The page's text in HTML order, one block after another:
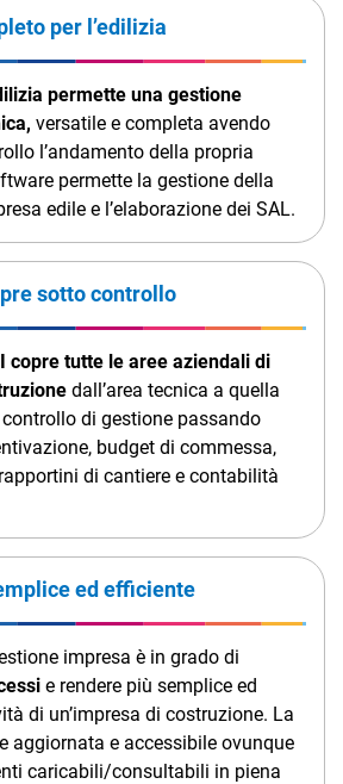
per l’edilizia
permette una gestione
versatile e completa avendo
l’andamento della propria
permette la gestione della
edile e l’elaborazione dei SAL.
sotto controllo
copre tutte le aree aziendali di
dall’area tecnica a quella
di gestione passando
budget di commessa,
di cantiere e contabilità
ed efficiente
impresa è in grado di
e rendere più semplice ed
di un’impresa di costruzione. La
aggiornata e accessibile ovunque
caricabili/consultabili in piena